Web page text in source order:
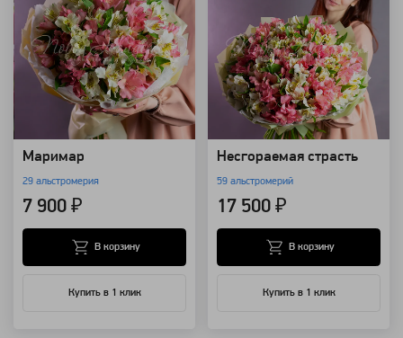
Маримар
29 альстромерия
7 900 ₽
Купить в 1 клик
В корзину
Несгораемая страсть
59 альстромерий
17 500 ₽
Купить в 1 клик
В корзину